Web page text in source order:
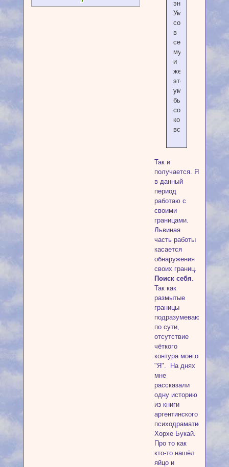
энергией.
Умение
соединить
в
себе
мужское
и
женское,
это
умение
быть
сопричастным
ко
всему.
Так и
получается. Я
в данный
период
работаю с
своими
границами.
Львиная
часть работы
касается
обнаружения
своих границ.
Поиск себя
Так как
размытые
границы
подразумевают,
по сути,
отсутствие
чёткого
контура моего
"Я". На днях
мне
рассказали
одну историю
из книги
аргентинского
психодраматиста
Хорхе Букай.
Про то как
кто-то нашёл
яйцо и